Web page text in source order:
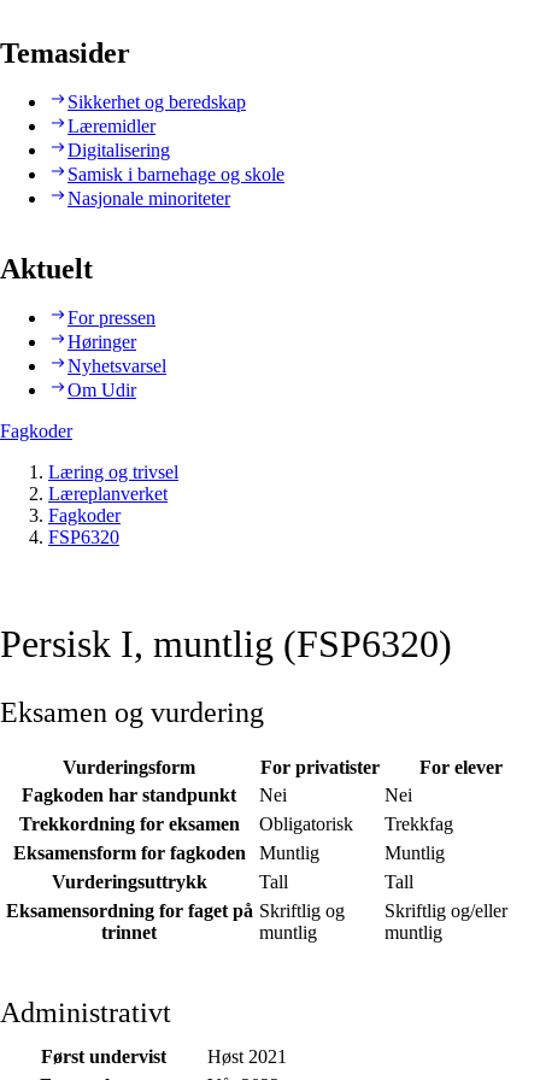
Temasider
Sikkerhet og beredskap
Læremidler
Digitalisering
Samisk i barnehage og skole
Nasjonale minoriteter
Aktuelt
For pressen
Høringer
Nyhetsvarsel
Om Udir
Fagkoder
Læring og trivsel
Læreplanverket
Fagkoder
FSP6320
Persisk I, muntlig (FSP6320)
Eksamen og vurdering
Vurderingsform For privatister
For elever
Fagkoden har standpunkt
Nei
Nei
Trekkordning for eksamen
Obligatorisk
Trekkfag
Eksamensform for fagkoden
Muntlig
Muntlig
Vurderingsuttrykk
Tall
Tall
Eksamensordning for faget på
trinnet
Skriftlig og
muntlig
Skriftlig og/eller
muntlig
Administrativt
Først undervist
Høst 2021